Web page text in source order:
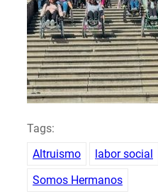
Tags:
Altruismo
labor social
Somos Hermanos